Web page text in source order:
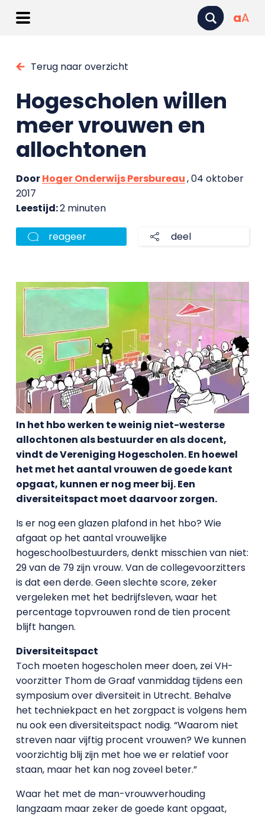
aA
Terug naar overzicht
Hogescholen willen
meer vrouwen en
allochtonen
DoorHoger Onderwijs Persbureau, 04 oktober
2017
Leestijd:2 minuten
reageer deel
In het hbo werken te weinig niet-westerse
allochtonen als bestuurder en als docent,
vindt de Vereniging Hogescholen. En hoewel
het met het aantal vrouwen de goede kant
opgaat, kunnen er nog meer bij. Een
diversiteitspact moet daarvoor zorgen.
Is er nog een glazen plafond in het hbo? Wie
afgaat op het aantal vrouwelijke
hogeschoolbestuurders, denkt misschien van niet:
29 van de 79 zijn vrouw. Van de collegevoorzitters
is dat een derde. Geen slechte score, zeker
vergeleken met het bedrijfsleven, waar het
percentage topvrouwen rond de tien procent
blijft hangen.
Diversiteitspact
Toch moeten hogescholen meer doen, zei VH-
voorzitter Thom de Graaf vanmiddag tijdens een
symposium over diversiteit in Utrecht. Behalve
het techniekpact en het zorgpact is volgens hem
nu ook een diversiteitspact nodig. “Waarom niet
streven naar vijftig procent vrouwen? We kunnen
voorzichtig blij zijn met hoe we er relatief voor
staan, maar het kan nog zoveel beter.”
Waar het met de man-vrouwverhouding
langzaam maar zeker de goede kant opgaat,